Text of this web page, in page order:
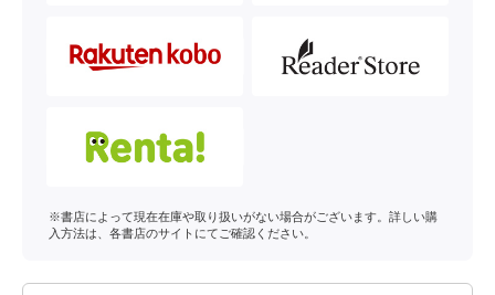
※書店によって現在在庫や取り扱いがない場合がございます。詳しい購
入方法は、各書店のサイトにてご確認ください。